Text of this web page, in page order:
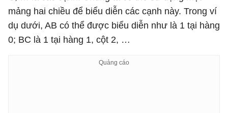
mảng hai chiều để biểu diễn các cạnh này. Trong ví
dụ dưới, AB có thể được biểu diễn như là 1 tại hàng
0; BC là 1 tại hàng 1, cột 2, …